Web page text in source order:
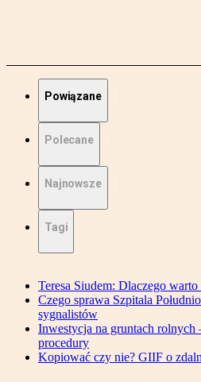
Powiązane
Polecane
Najnowsze
Tagi
Teresa Siudem: Dlaczego warto
Czego sprawa Szpitala
sygnalistów
Inwestycja na gruntach
procedury
Kopiować czy nie? GIIF o